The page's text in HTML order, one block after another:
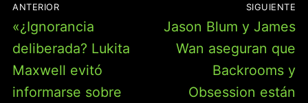
DE
ENTRADAS
ANTERIOR
Entrada
anterior:
«¿Ignorancia
deliberada? Lukita
Maxwell evitó
informarse sobre
SIGUIENTE
Entrada
siguiente:
Jason Blum y James
Wan aseguran que
Backrooms y
Obsession están